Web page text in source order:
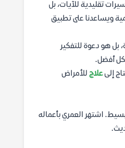
تقليدية للآيات، بل
ويساعدنا على تطبيق
بل هو دعوة للتفكير
أفضل.
إلىعلاج للأمراض
اشتهر العمري بأعماله